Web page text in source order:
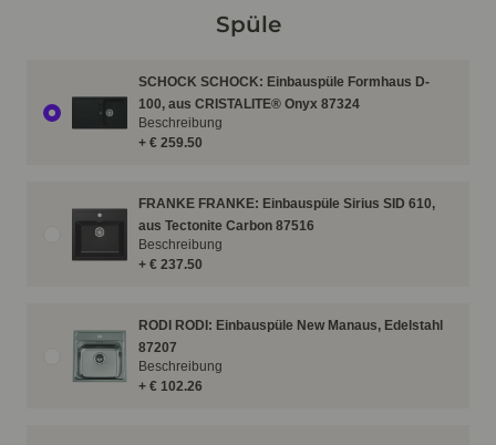
Spüle
SCHOCK SCHOCK: Einbauspüle Formhaus D-
100, aus CRISTALITE® Onyx 87324
+ € 259.50
Beschreibung
FRANKE FRANKE: Einbauspüle Sirius SID 610,
aus Tectonite Carbon 87516
+ € 237.50
Beschreibung
RODI RODI: Einbauspüle New Manaus, Edelstahl
87207
+ € 102.26
Beschreibung